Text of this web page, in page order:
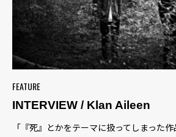
FEATURE
INTERVIEW / Klan Aileen
「『死』とかをテーマに扱ってしまった